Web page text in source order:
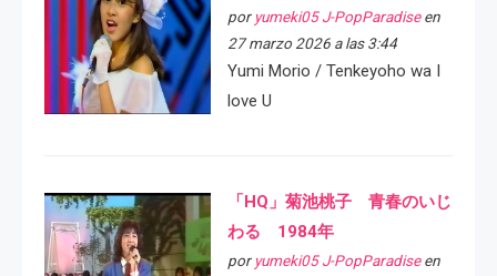
por yumeki05 J-PopParadiseen
27 marzo 2026 a las 3:44
Yumi Morio / Tenkeyoho wa I
love U
「HQ」菊池桃子 青春のいじ
わる 1984年
por yumeki05 J-PopParadiseen